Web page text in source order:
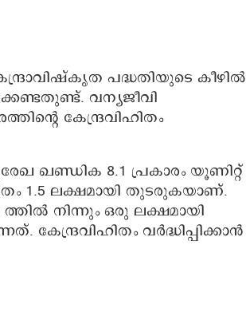
പദ്ധതിയുടെ കീഴിൽ
വന്യജീവി
കേന്ദ്രവിഹിതം
ഖണ്ഡിക 8.1 പ്രകാരം യൂണിറ്റ്
1.5 ലക്ഷമായി തുടരുകയാണ്.
നിന്നും ഒരു ലക്ഷമായി
വർദ്ധിപ്പിക്കാൻ